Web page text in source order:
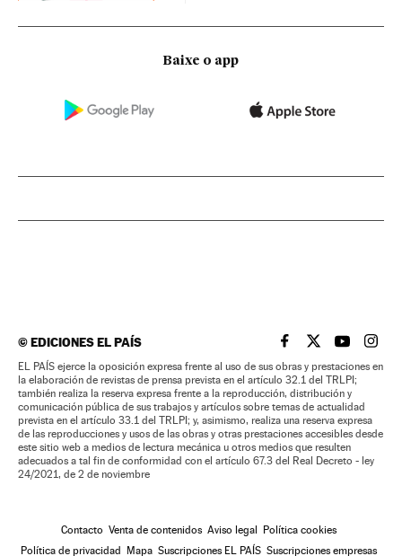
Baixe o app
©EDICIONES EL PAÍS EL PAÍS BRASIL EN
EL PAÍSEL PAÍS
EL
EL PAÍS ejerce la oposición expresa frente al uso de sus obras y prestaciones en
la elaboración de revistas de prensa prevista en el artículo 32.1 del TRLPI;
también realiza la reserva expresa frente a la reproducción, distribución y
comunicación pública de sus trabajos y artículos sobre temas de actualidad
prevista en el artículo 33.1 del TRLPI; y, asimismo, realiza una reserva expresa
de las reproducciones y usos de las obras y otras prestaciones accesibles desde
este sitio web a medios de lectura mecánica u otros medios que resulten
adecuados a tal fin de conformidad con el artículo 67.3 del Real Decreto - ley
24/2021, de 2 de noviembre
Contacto Venta de contenidos Aviso legal
Política cookies
Política de privacidad
Mapa Suscripciones EL PAÍS Suscripciones empresas